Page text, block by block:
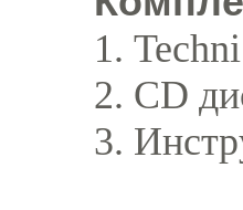
1.
2. CD
3.